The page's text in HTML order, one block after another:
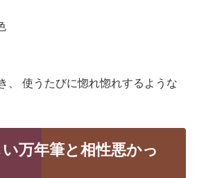
、
使うたびに惚れ惚れするような
万年筆と相性悪かっ